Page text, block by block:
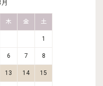
木 金 土
1
6 7 8
13 14 15